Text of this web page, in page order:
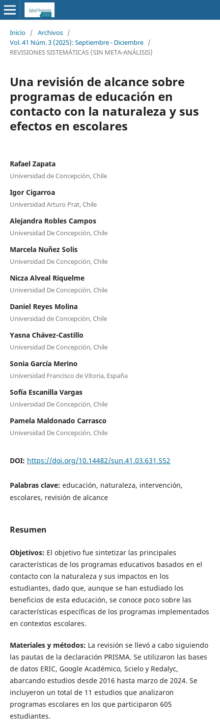
Inicio / Archivos /
Vol. 41 Núm. 3 (2025): Septiembre - Diciembre /
REVISIONES SISTEMÁTICAS (SIN META-ANÁLISIS)
Una revisión de alcance sobre
programas de educación en
contacto con la naturaleza y sus
efectos en escolares
Rafael Zapata
Universidad de Concepción, Chile
Igor Cigarroa
Universidad Arturo Prat, Chile
Alejandra Robles Campos
Universidad De Concepción, Chile
Marcela Nuñez Solis
Universidad De Concepción, Chile
Nicza Alveal Riquelme
Universidad De Concepción, Chile
Daniel Reyes Molina
Universidad de Concepción, Chile
Yasna Chávez-Castillo
Universidad De Concepción, Chile
Sonia García Merino
Universidad Francisco de Vitoria, España
Sofía Escanilla Vargas
Universidad De Concepción, Chile
Pamela Maldonado Carrasco
Universidad De Concepción, Chile
DOI: https://doi.org/10.14482/sun.41.03.631.552
Palabras clave: educación, naturaleza, intervención,
escolares, revisión de alcance
Resumen
Objetivos: El objetivo fue sintetizar las principales
características de los programas educativos basados en el
contacto con la naturaleza y sus impactos en los
estudiantes, dado que, aunque se han estudiado los
beneficios de esta educación, se conoce poco sobre las
características específicas de los programas implementados
en contextos escolares.
Materiales y métodos: La revisión se llevó a cabo siguiendo
las pautas de la declaración PRISMA. Se utilizaron las bases
de datos ERIC, Google Académico, Scielo y Redalyc,
abarcando estudios desde 2016 hasta marzo de 2024. Se
incluyeron un total de 11 estudios que analizaron
programas escolares en los que participaron 605
estudiantes.